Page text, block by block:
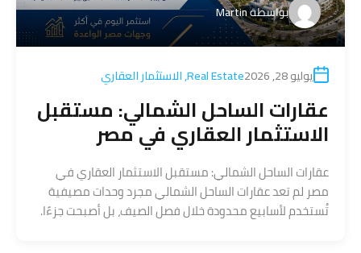
بواسطةMartin
يوليو 28, 2026 Real Estate
,الاستثمار العقاري
عقارات الساحل الشمالي: مستقبل
الاستثمار العقاري في مصر
عقارات الساحل الشمالي: مستقبل الاستثمار العقاري في
مصر لم تعد عقارات الساحل الشمالي مجرد وحدات مصيفية
تُستخدم لأسابيع محدودة خلال فصل الصيف، بل أصبحت جزءًا.